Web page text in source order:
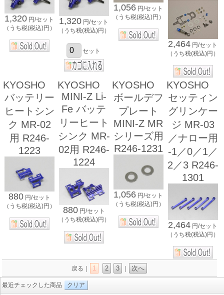
1,320 円/セット
（うち税(税込)円）
1,320 円/セット
（うち税(税込)円）
セット
1,056 円/セット
（うち税(税込)円）
2,464 円/セット
（うち税(税込)円）
KYOSHO
バッテリー
ヒートシン
ク MR-02
用 R246-
1223
880 円/セット
（うち税(税込)円）
KYOSHO
MINI-Z Li-
Fe バッテ
リーヒート
シンク MR-
02用 R246-
1224
880 円/セット
（うち税(税込)円）
KYOSHO
ボールデフ
プレート
MINI-Z MR
シリーズ用
R246-1231
1,056 円/セット
（うち税(税込)円）
KYOSHO
セッティン
グリンケー
ジ MR-03
／ナロー用
-1／0／1／
2／3 R246-
1301
2,464 円/セット
（うち税(税込)円）
戻る｜ 1 2 3 次へ
最近チェックした商品 クリア